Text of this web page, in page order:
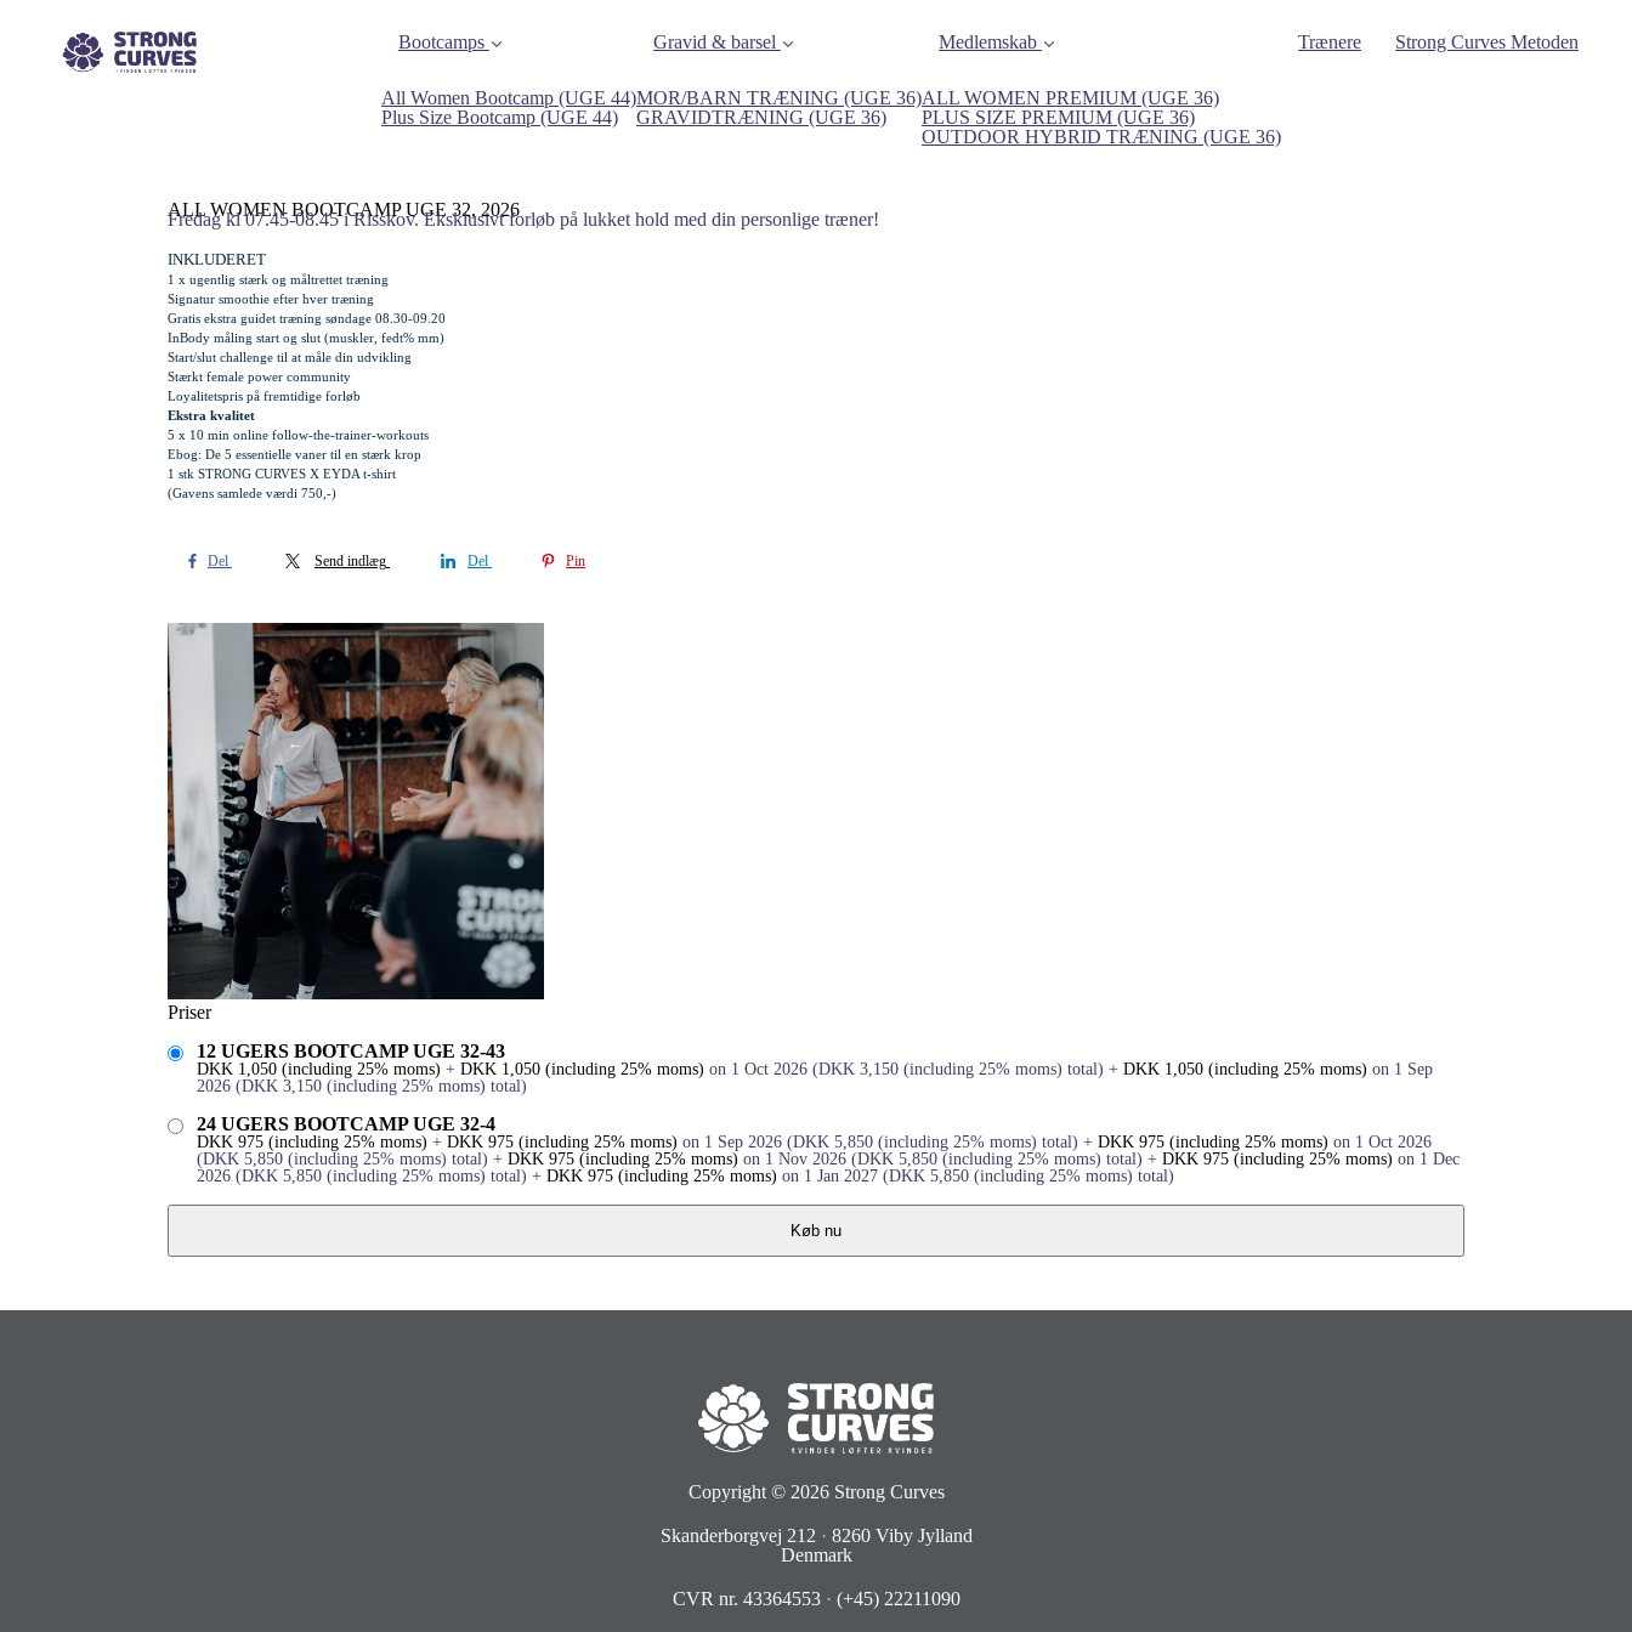
Bootcamps
All Women Bootcamp (UGE 44)
Plus Size Bootcamp (UGE 44)
Gravid & barsel
MOR/BARN TRÆNING (UGE 36)
GRAVIDTRÆNING (UGE 36)
Medlemskab
ALL WOMEN PREMIUM (UGE 36)
PLUS SIZE PREMIUM (UGE 36)
OUTDOOR HYBRID TRÆNING (UGE 36)
Trænere Strong Curves Metoden
ALL WOMEN BOOTCAMP UGE 32, 2026
Fredag kl 07.45-08.45 i Risskov. Eksklusivt forløb på lukket hold med din personlige træner!
INKLUDERET
1 x ugentlig stærk og måltrettet træning
Signatur smoothie efter hver træning
Gratis ekstra guidet træning søndage 08.30-09.20
InBody måling start og slut (muskler, fedt% mm)
Start/slut challenge til at måle din udvikling
Stærkt female power community
Loyalitetspris på fremtidige forløb
Ekstra kvalitet
5 x 10 min online follow-the-trainer-workouts
Ebog: De 5 essentielle vaner til en stærk krop
1 stk STRONG CURVES X EYDA t-shirt
(Gavens samlede værdi 750,-)
Del Send indlæg Del Pin
Priser
12 UGERS BOOTCAMP UGE 32-43
DKK 1,050 (including 25% moms) + DKK 1,050 (including 25% moms) on 1 Oct 2026 (DKK 3,150 (including 25% moms) total) + DKK 1,050 (including 25% moms) on 1 Sep
2026 (DKK 3,150 (including 25% moms) total)
24 UGERS BOOTCAMP UGE 32-4
DKK 975 (including 25% moms) + DKK 975 (including 25% moms) on 1 Sep 2026 (DKK 5,850 (including 25% moms) total) + DKK 975 (including 25% moms) on 1 Oct 2026
(DKK 5,850 (including 25% moms) total) + DKK 975 (including 25% moms) on 1 Nov 2026 (DKK 5,850 (including 25% moms) total) + DKK 975 (including 25% moms) on 1 Dec
2026 (DKK 5,850 (including 25% moms) total) + DKK 975 (including 25% moms) on 1 Jan 2027 (DKK 5,850 (including 25% moms) total)
Køb nu
Copyright © 2026 Strong Curves
Skanderborgvej 212 · 8260 Viby Jylland
Denmark
CVR nr. 43364553 · (+45) 22211090